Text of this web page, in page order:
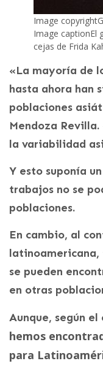
Image copyright
Image captionEl
cejas de Frida
«La mayoría de
hasta ahora han
poblaciones
Mendoza
la variabilidad
Y esto suponía
trabajos no se
poblaciones.
En cambio, al
latinoamericana,
se pueden
en otras
Aunque, según
hemos
para